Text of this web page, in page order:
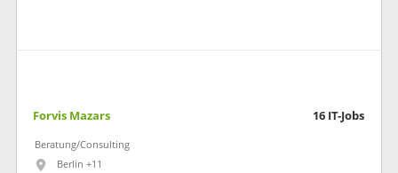
Forvis Mazars 16 IT-Jobs
Beratung/Consulting
Berlin +11